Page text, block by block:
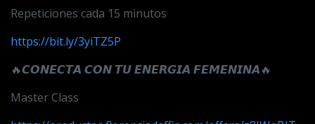
Repeticiones cada 15 minutos
https://bit.ly/3yiTZ5P
🔥𝘾𝙊𝙉𝙀𝘾𝙏𝘼 𝘾𝙊𝙉 𝙏𝙐𝙀𝙉𝙀𝙍𝙂𝙄𝘼 𝙁𝙀𝙈𝙀𝙉𝙄𝙉𝘼🔥
Master Class